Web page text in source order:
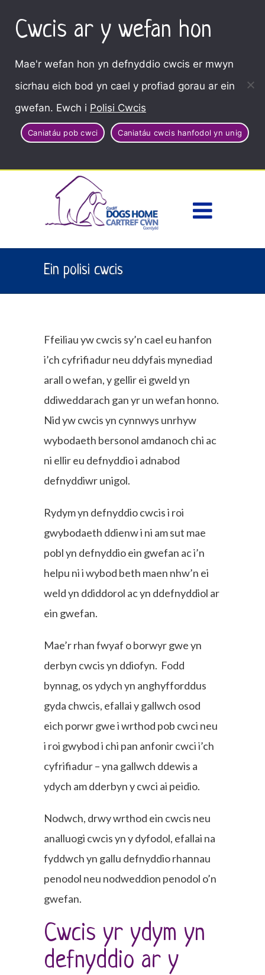
Cwcis ar y wefan hon
Mae'r wefan hon yn defnyddio cwcis er mwyn
sicrhau eich bod yn cael y profiad gorau ar ein
gwefan. Ewch i Polisi Cwcis
Caniatáu pob cwci Caniatáu cwcis hanfodol yn unig
Ein polisi cwcis
Ffeiliau yw cwcis sy’n cael eu hanfon
i’ch cyfrifiadur neu ddyfais mynediad
arall o wefan, y gellir ei gweld yn
ddiweddarach gan yr un wefan honno.
Nid yw cwcis yn cynnwys unrhyw
wybodaeth bersonol amdanoch chi ac
ni ellir eu defnyddio i adnabod
defnyddiwr unigol.
Rydym yn defnyddio cwcis i roi
gwybodaeth ddienw i ni am sut mae
pobl yn defnyddio ein gwefan ac i’n
helpu ni i wybod beth maen nhw’n ei
weld yn ddiddorol ac yn ddefnyddiol ar
ein gwefan.
Mae’r rhan fwyaf o borwyr gwe yn
derbyn cwcis yn ddiofyn. Fodd
bynnag, os ydych yn anghyfforddus
gyda chwcis, efallai y gallwch osod
eich porwr gwe i wrthod pob cwci neu
i roi gwybod i chi pan anfonir cwci i’ch
cyfrifiadur – yna gallwch ddewis a
ydych am dderbyn y cwci ai peidio.
Nodwch, drwy wrthod ein cwcis neu
analluogi cwcis yn y dyfodol, efallai na
fyddwch yn gallu defnyddio rhannau
penodol neu nodweddion penodol o’n
gwefan.
Cwcis yr ydym yn
defnyddio ar y